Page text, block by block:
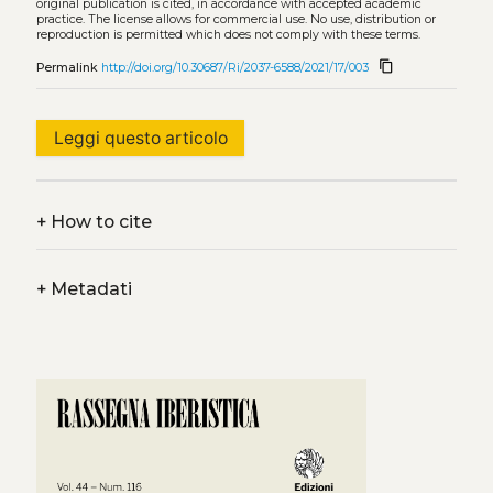
original publication is cited, in accordance with accepted academic
practice. The license allows for commercial use. No use, distribution or
reproduction is permitted which does not comply with these terms.
Permalink http://doi.org/10.30687/Ri/2037-6588/2021/17/003 content_copy
Leggi questo articolo
+How to cite
+Metadati